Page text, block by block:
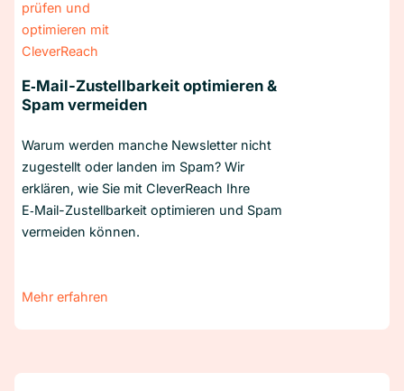
E‑Mail-Zustellbarkeit optimieren &
Spam vermeiden
Warum werden manche Newsletter nicht
zugestellt oder landen im Spam? Wir
erklären, wie Sie mit CleverReach Ihre
E‑Mail-Zustellbarkeit optimieren und Spam
vermeiden können.
Mehr erfahren